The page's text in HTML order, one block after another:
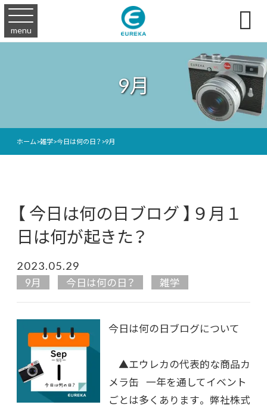
menu 
9月
ホーム>雑学>今日は何の日？>9月
【 今日は何の日ブログ 】９月１
日は何が起きた？
2023.05.29
9月 今日は何の日？ 雑学
今日は何の日ブログについて
▲エウレカの代表的な商品カ
メラ缶 一年を通してイベント
ごとは多くあります。 弊社株式